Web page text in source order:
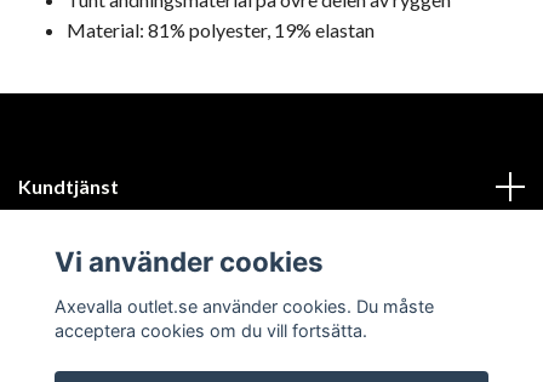
Material: 81% polyester, 19% elastan
Kundtjänst
Läs merVi använder cookies
Axevalla outlet.se använder cookies. Du måste
acceptera cookies om du vill fortsätta.